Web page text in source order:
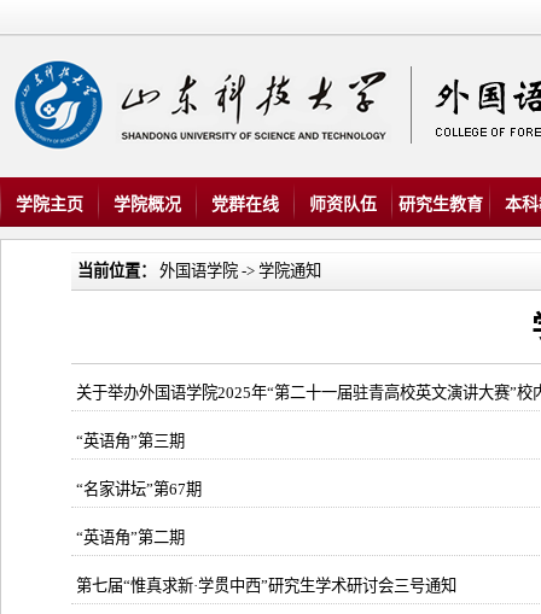
学院主页 学院概况 党群在线 师资队伍 研究生教育 本
当前位置： 外国语学院 -> 学院通知
关于举办外国语学院2025年“第二十一届驻青高校英文演讲大赛”校
“英语角”第三期
“名家讲坛”第67期
“英语角”第二期
第七届“惟真求新·学贯中西”研究生学术研讨会三号通知